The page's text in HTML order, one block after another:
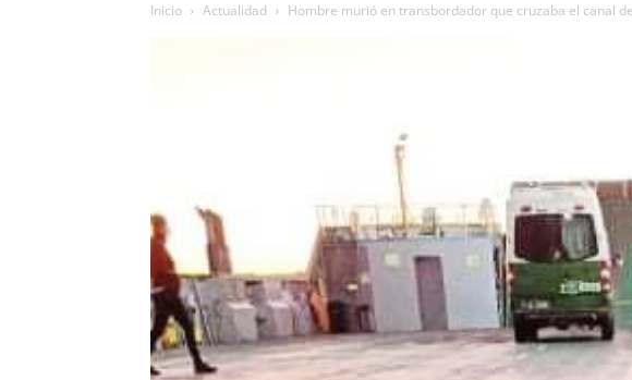
Inicio Actualidad Hombre murió en transbordador que cruzaba el canal